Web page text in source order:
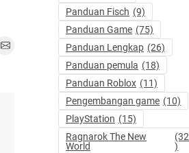
Share on Email
Panduan Fisch (9)
Panduan Game (75)
Panduan Lengkap (26)
Panduan pemula (18)
Panduan Roblox (11)
Pengembangan game (10)
PlayStation (15)
Ragnarok The New
World
(32
)